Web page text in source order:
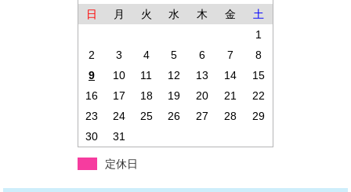
日
月 火 水 木 金
土
1
2
3 4 5 6 7
8
9
10 11 12 13 14
15
16
17 18 19 20 21
22
23
24 25 26 27 28
29
30
31
定休日